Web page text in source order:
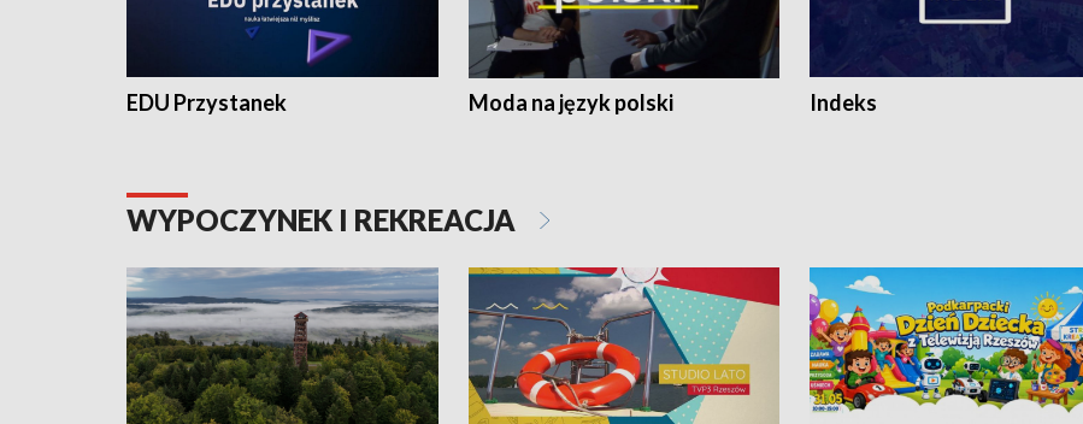
EDU Przystanek Moda na język polski Indeks
WYPOCZYNEK I REKREACJA